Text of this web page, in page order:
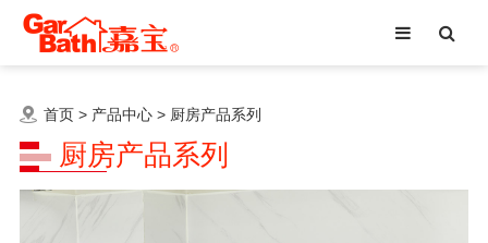
首页> 产品中心> 厨房产品系列
厨房产品系列